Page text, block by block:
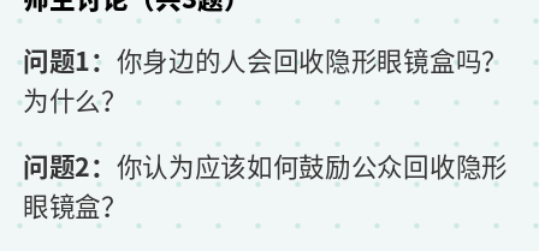
问题1： 你身边的人会回收隐形眼镜盒吗？
为什么？
问题2： 你认为应该如何鼓励公众回收隐形
眼镜盒？